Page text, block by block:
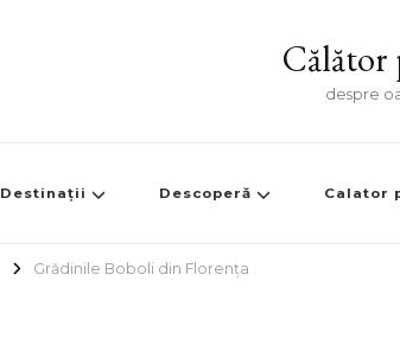
despre
Destinații Descoperă Calator
Grădinile Boboli din Florența